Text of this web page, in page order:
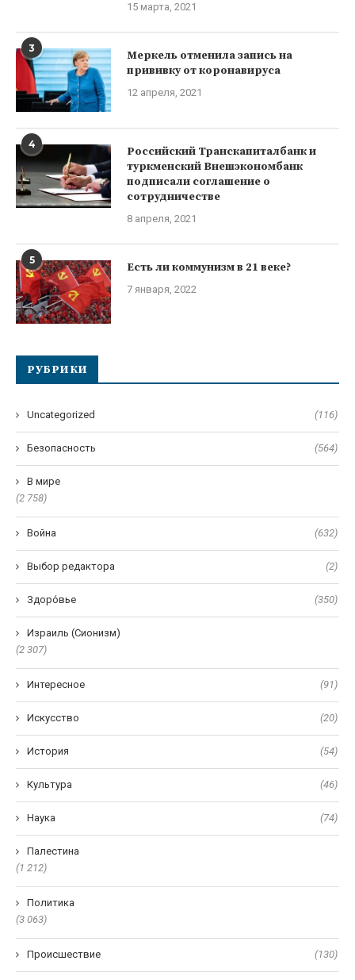
15 марта, 2021
3
Меркель отменила запись на
прививку от коронавируса
12 апреля, 2021
4
Российский Транскапиталбанк и
туркменский Внешэкономбанк
подписали соглашение о
сотрудничестве
8 апреля, 2021
5 Есть ли коммунизм в 21 веке?
7 января, 2022
РУБРИКИ
Uncategorized (116)
Безопасность (564)
В мире
(2 758)
Война (632)
Выбор редактора (2)
Здоро́вье (350)
Израиль (Сионизм)
(2 307)
Интересное (91)
Искусство (20)
История (54)
Культура (46)
Наука (74)
Палестина
(1 212)
Политика
(3 063)
Происшествие (130)